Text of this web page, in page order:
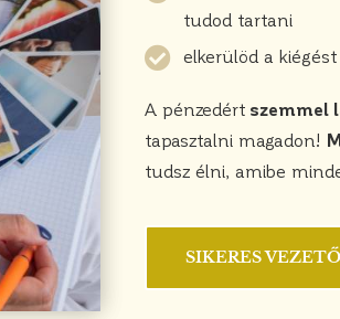
tudod tartani
elkerülöd a kiégést
A pénzedért szemmel
tapasztalni magadon!
tudsz élni, amibe
SIKERES